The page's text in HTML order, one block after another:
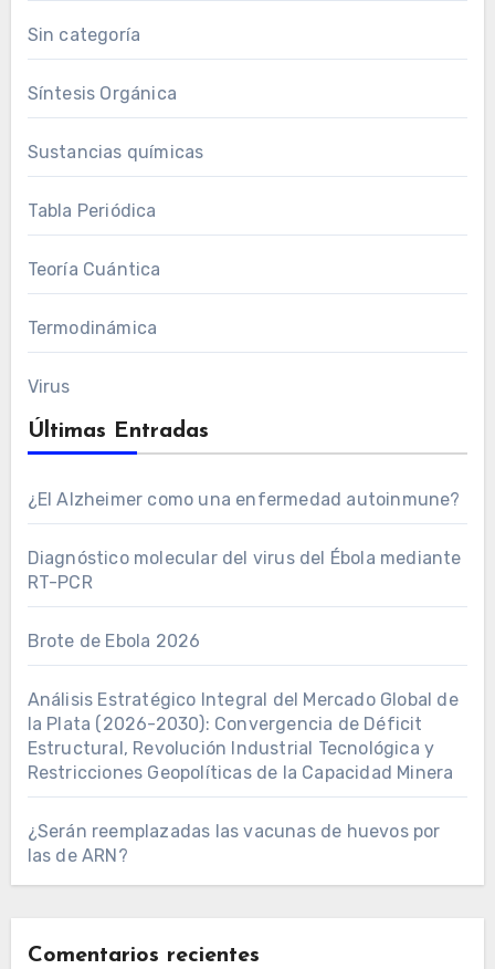
Sin categoría
Síntesis Orgánica
Sustancias químicas
Tabla Periódica
Teoría Cuántica
Termodinámica
Virus
Últimas Entradas
¿El Alzheimer como una enfermedad autoinmune?
Diagnóstico molecular del virus del Ébola mediante
RT-PCR
Brote de Ebola 2026
Análisis Estratégico Integral del Mercado Global de
la Plata (2026-2030): Convergencia de Déficit
Estructural, Revolución Industrial Tecnológica y
Restricciones Geopolíticas de la Capacidad Minera
¿Serán reemplazadas las vacunas de huevos por
las de ARN?
Comentarios recientes